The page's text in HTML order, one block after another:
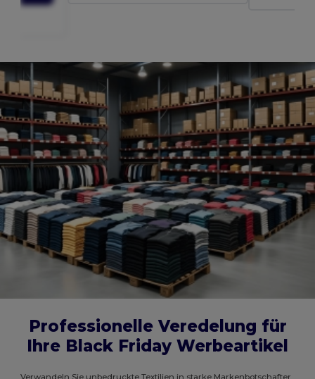
Professionelle Veredelung für
Ihre Black Friday Werbeartikel
Verwandeln Sie unbedruckte Textilien in starke Markenbotschafter.